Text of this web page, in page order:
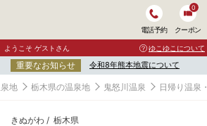
電話予約 クーポン
0
ようこそ ゲストさん ゆこゆこについて
重要なお知らせ 令和8年熊本地震について
地 栃木県の温泉地 鬼怒川温泉 日帰り温泉
きぬがわ 栃木県